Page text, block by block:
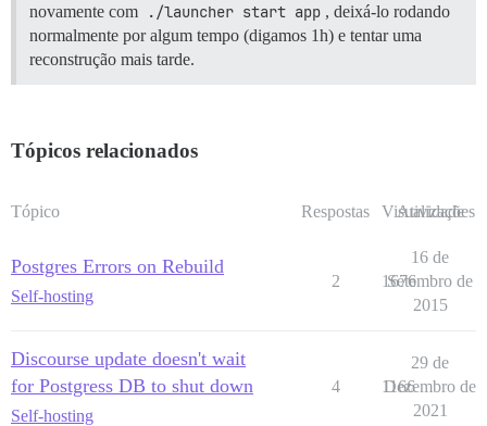
novamente com
./launcher start app , deixá-lo rodando
normalmente por algum tempo (digamos 1h) e tentar uma
reconstrução mais tarde.
Tópicos relacionados
Tópico Respostas Visualizações
Atividade
Postgres Errors on Rebuild
Self-hosting
2 1676
16 de
Setembro de
2015
Discourse update doesn't wait
for Postgress DB to shut down
Self-hosting
4 1166
29 de
Dezembro de
2021